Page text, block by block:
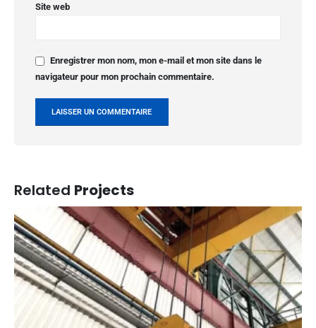
Site web
Enregistrer mon nom, mon e-mail et mon site dans le
navigateur pour mon prochain commentaire.
Related Projects